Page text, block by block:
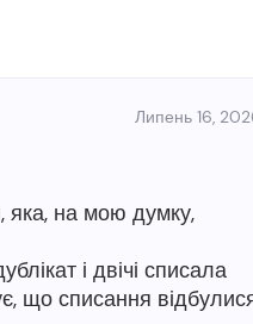
Липень 16,
яка, на мою думку,
і двічі списала
що списання